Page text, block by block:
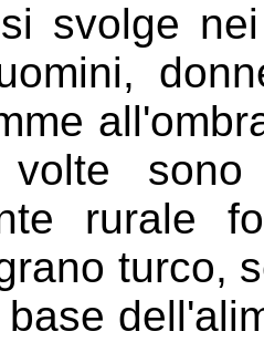
si svolge
sono
rurale
turco,